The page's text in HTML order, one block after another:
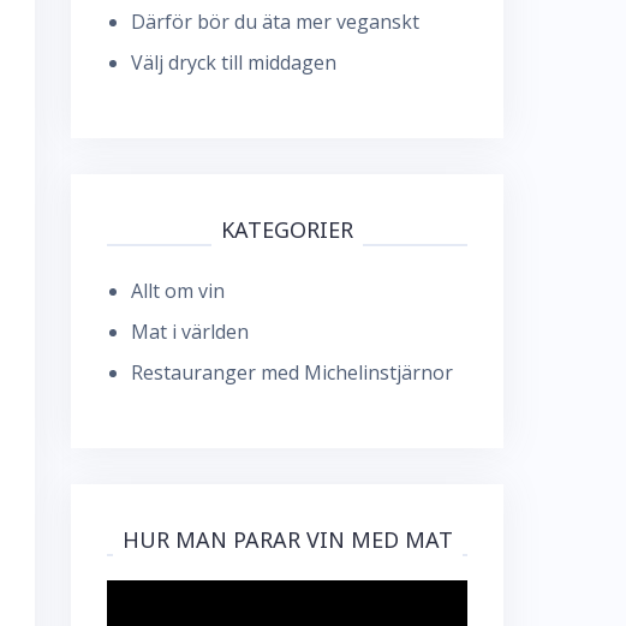
Därför bör du äta mer veganskt
Välj dryck till middagen
KATEGORIER
Allt om vin
Mat i världen
Restauranger med Michelinstjärnor
HUR MAN PARAR VIN MED MAT